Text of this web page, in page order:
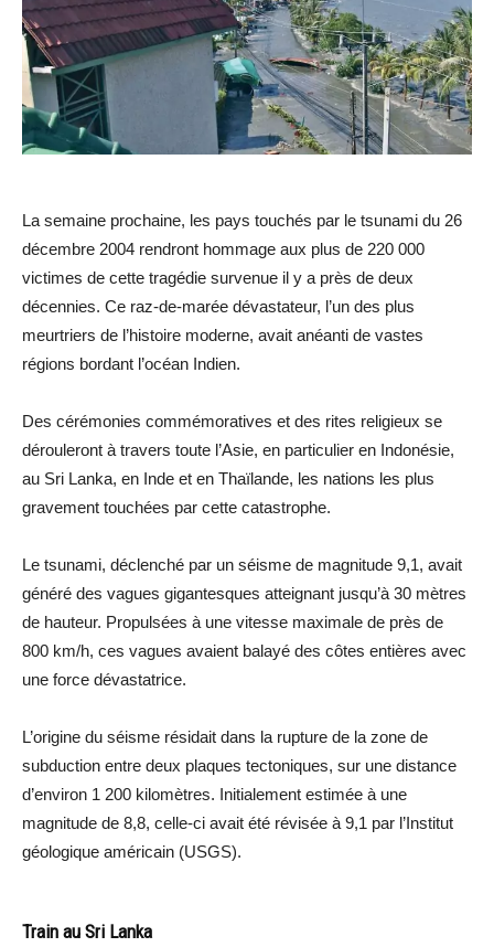
La semaine prochaine, les pays touchés par le tsunami du 26
décembre 2004 rendront hommage aux plus de 220 000
victimes de cette tragédie survenue il y a près de deux
décennies. Ce raz-de-marée dévastateur, l’un des plus
meurtriers de l’histoire moderne, avait anéanti de vastes
régions bordant l’océan Indien.
Des cérémonies commémoratives et des rites religieux se
dérouleront à travers toute l’Asie, en particulier en Indonésie,
au Sri Lanka, en Inde et en Thaïlande, les nations les plus
gravement touchées par cette catastrophe.
Le tsunami, déclenché par un séisme de magnitude 9,1, avait
généré des vagues gigantesques atteignant jusqu’à 30 mètres
de hauteur. Propulsées à une vitesse maximale de près de
800 km/h, ces vagues avaient balayé des côtes entières avec
une force dévastatrice.
L’origine du séisme résidait dans la rupture de la zone de
subduction entre deux plaques tectoniques, sur une distance
d’environ 1 200 kilomètres. Initialement estimée à une
magnitude de 8,8, celle-ci avait été révisée à 9,1 par l’Institut
géologique américain (USGS).
Train au Sri Lanka